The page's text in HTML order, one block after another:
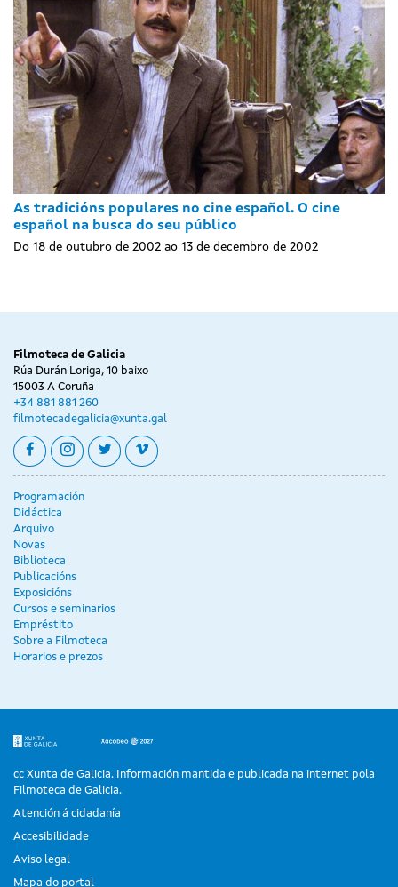
As tradicións populares no cine español. O cine
español na busca do seu público
Do 18 de outubro de 2002 ao 13 de decembro de 2002
Filmoteca de Galicia
Rúa Durán Loriga, 10 baixo
15003 A Coruña
+34 881 881 260
filmotecadegalicia@xunta.gal
facebookinstagram
twittervimeo
Programación
Didáctica
Arquivo
Novas
Biblioteca
Publicacións
Exposicións
Cursos e seminarios
Empréstito
Sobre a Filmoteca
Horarios e prezos
cc Xunta de Galicia. Información mantida e publicada na internet pola
Filmoteca de Galicia.
Atención á cidadanía
Accesibilidade
Aviso legal
Mapa do portal